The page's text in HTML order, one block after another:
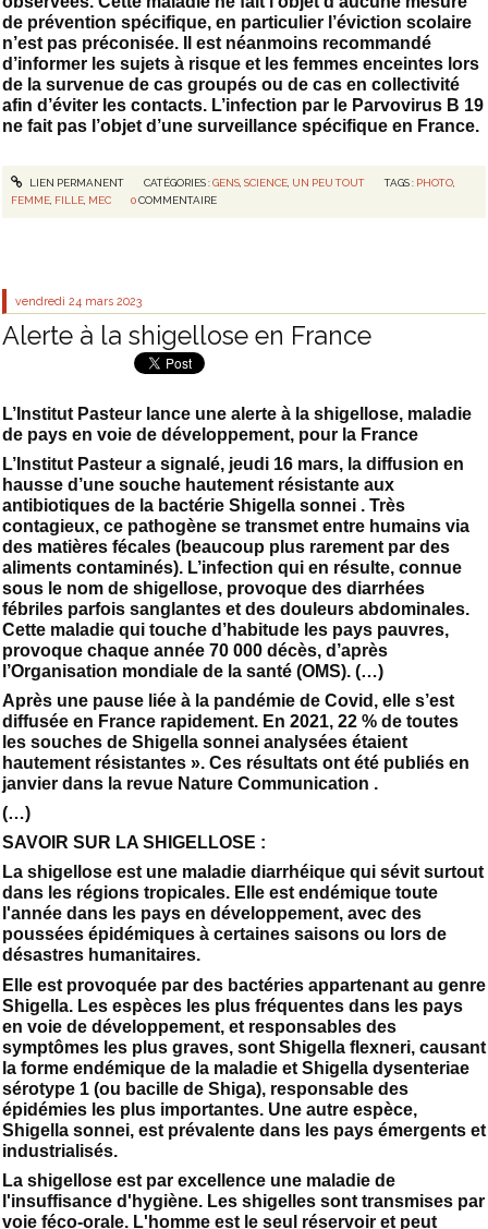
de prévention spécifique, en particulier l’éviction scolaire
n’est pas préconisée. Il est néanmoins recommandé
d’informer les sujets à risque et les femmes enceintes lors
de la survenue de cas groupés ou de cas en collectivité
afin d’éviter les contacts. L’infection par le Parvovirus B 19
ne fait pas l’objet d’une surveillance spécifique en France.
LIEN PERMANENT CATÉGORIES :GENS, SCIENCE, UN PEU TOUT TAGS : PHOTO
FEMME FILLE MEC 0 COMMENTAIRE
vendredi 24 mars 2023
Alerte à la shigellose en France
L’Institut Pasteur lance une alerte à la shigellose, maladie
de pays en voie de développement, pour la France
L’Institut Pasteur a signalé, jeudi 16 mars, la diffusion en
hausse d’une souche hautement résistante aux
antibiotiques de la bactérie Shigella sonnei . Très
contagieux, ce pathogène se transmet entre humains via
des matières fécales (beaucoup plus rarement par des
aliments contaminés). L’infection qui en résulte, connue
sous le nom de shigellose, provoque des diarrhées
fébriles parfois sanglantes et des douleurs abdominales.
Cette maladie qui touche d’habitude les pays pauvres,
provoque chaque année 70 000 décès, d’après
l’Organisation mondiale de la santé (OMS). (…)
Après une pause liée à la pandémie de Covid, elle s’est
diffusée en France rapidement. En 2021, 22 % de toutes
les souches de Shigella sonnei analysées étaient
hautement résistantes ». Ces résultats ont été publiés en
janvier dans la revue Nature Communication .
(…)
SAVOIR SUR LA SHIGELLOSE :
La shigellose est une maladie diarrhéique qui sévit surtout
dans les régions tropicales. Elle est endémique toute
l'année dans les pays en développement, avec des
poussées épidémiques à certaines saisons ou lors de
désastres humanitaires.
Elle est provoquée par des bactéries appartenant au genre
Shigella. Les espèces les plus fréquentes dans les pays
en voie de développement, et responsables des
symptômes les plus graves, sont Shigella flexneri, causant
la forme endémique de la maladie et Shigella dysenteriae
sérotype 1 (ou bacille de Shiga), responsable des
épidémies les plus importantes. Une autre espèce,
Shigella sonnei, est prévalente dans les pays émergents et
industrialisés.
La shigellose est par excellence une maladie de
l'insuffisance d'hygiène. Les shigelles sont transmises par
voie féco-orale. L'homme est le seul réservoir et peut